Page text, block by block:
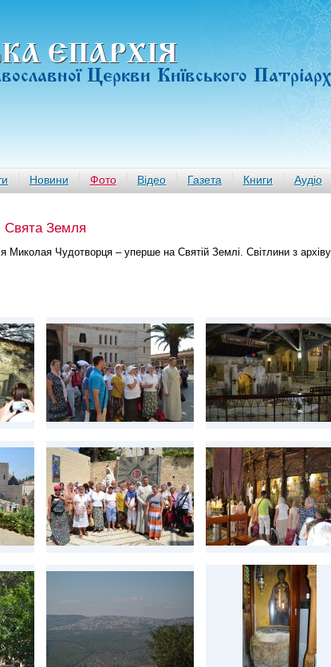
ЄПАРХIЯ
Церкви Київського
Новини Фото Відео Газета Книги Аудіо
Свята Земля
Миколая Чудотворця – уперше на Святій Землі. Світлини з архіву